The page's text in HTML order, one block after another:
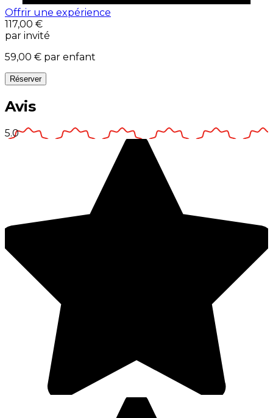
Offrir une expérience
117,00 €
par invité
59,00 € par enfant
Réserver
Avis
5.0